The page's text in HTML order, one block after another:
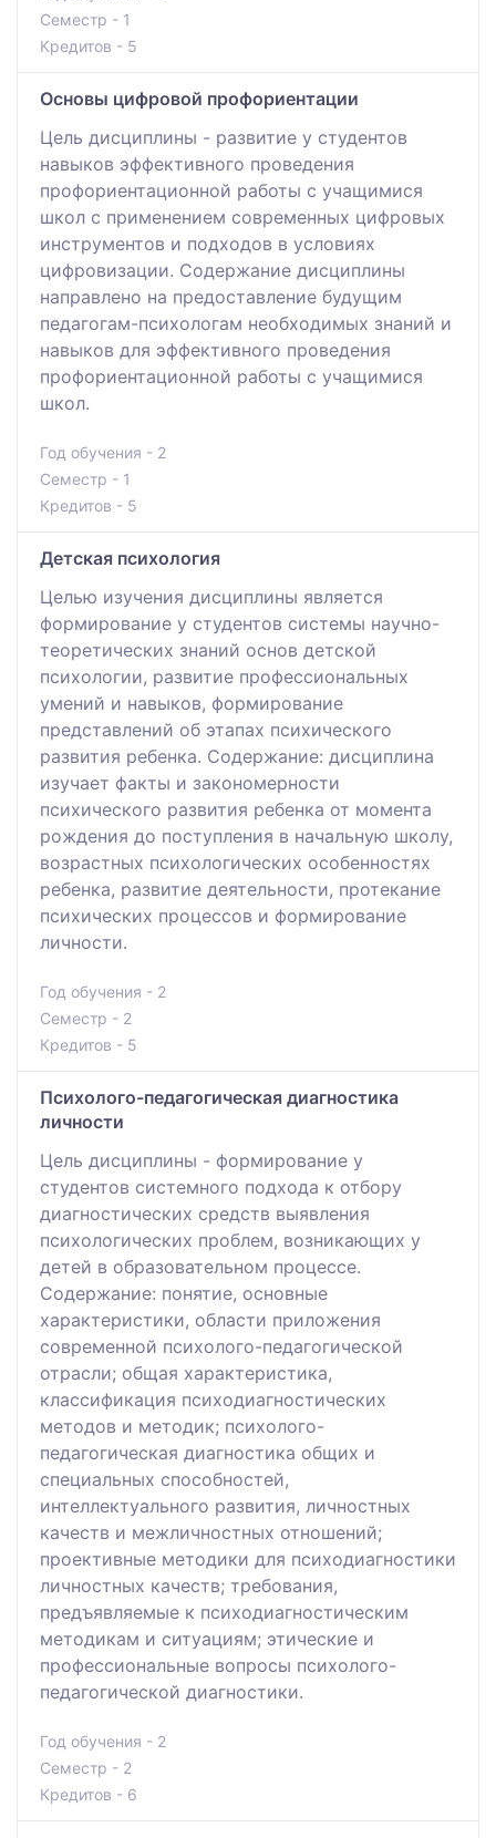
Семестр - 1
Кредитов - 5
Основы цифровой профориентации
Цель дисциплины - развитие у студентов
навыков эффективного проведения
профориентационной работы с учащимися
школ с применением современных цифровых
инструментов и подходов в условиях
цифровизации. Содержание дисциплины
направлено на предоставление будущим
педагогам-психологам необходимых знаний и
навыков для эффективного проведения
профориентационной работы с учащимися
школ.
Год обучения - 2
Семестр - 1
Кредитов - 5
Детская психология
Целью изучения дисциплины является
формирование у студентов системы научно-
теоретических знаний основ детской
психологии, развитие профессиональных
умений и навыков, формирование
представлений об этапах психического
развития ребенка. Содержание: дисциплина
изучает факты и закономерности
психического развития ребенка от момента
рождения до поступления в начальную школу,
возрастных психологических особенностях
ребенка, развитие деятельности, протекание
психических процессов и формирование
личности.
Год обучения - 2
Семестр - 2
Кредитов - 5
Психолого-педагогическая диагностика
личности
Цель дисциплины - формирование у
студентов системного подхода к отбору
диагностических средств выявления
психологических проблем, возникающих у
детей в образовательном процессе.
Содержание: понятие, основные
характеристики, области приложения
современной психолого-педагогической
отрасли; общая характеристика,
классификация психодиагностических
методов и методик; психолого-
педагогическая диагностика общих и
специальных способностей,
интеллектуального развития, личностных
качеств и межличностных отношений;
проективные методики для психодиагностики
личностных качеств; требования,
предъявляемые к психодиагностическим
методикам и ситуациям; этические и
профессиональные вопросы психолого-
педагогической диагностики.
Год обучения - 2
Семестр - 2
Кредитов - 6